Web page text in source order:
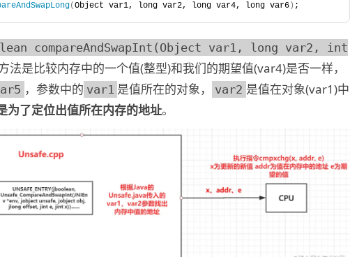
(Object var1, long var2, long var4, long var6 ) ;
compareAndSwapInt(Object var1, long var2, int
法是比较内存中的一个值(整型)和我们的期望值(var4)是否一样，
，参数中的 var1 是值所在的对象， var2 是值在对象(var1)中
了定位出值所在内存的地址。